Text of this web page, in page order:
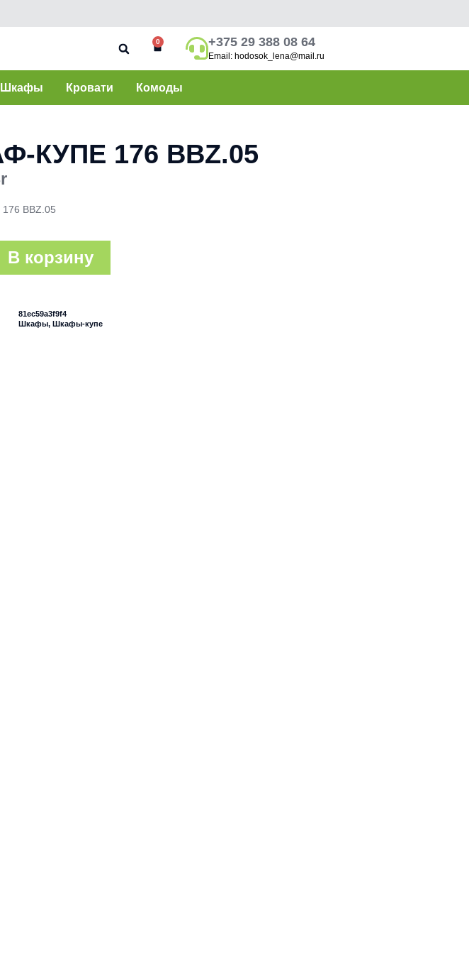
0 +375 29 388 08 64
Email: hodosok_lena@mail.ru
Шкафы Кровати Комоды
КУПЕ 176 BBZ.05
BBZ.05
В корзину
81ec59a3f9f4
Шкафы, Шкафы-купе